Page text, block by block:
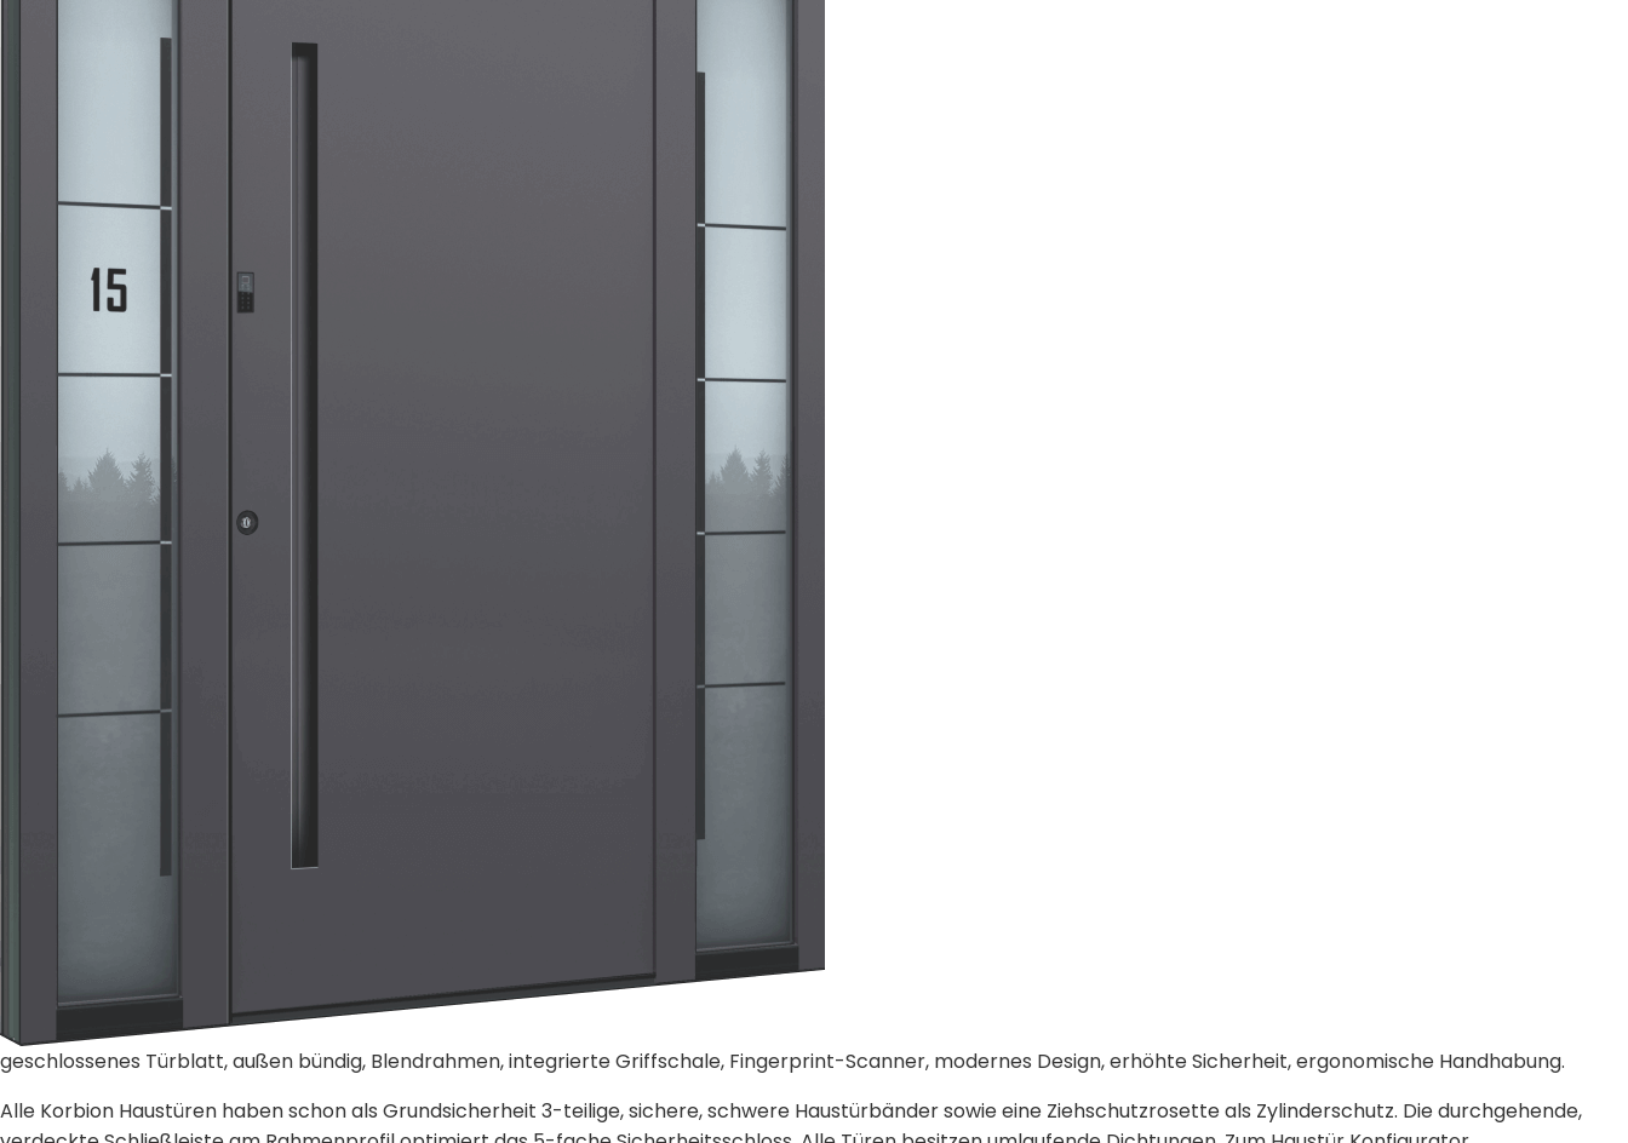
geschlossenes Türblatt, außen bündig, Blendrahmen, integrierte Griffschale, Fingerprint-Scanner, modernes Design, erhöhte Sicherheit, ergonomische Handhabung.
Alle Korbion Haustüren haben schon als Grundsicherheit 3-teilige, sichere, schwere Haustürbänder sowie eine Ziehschutzrosette als Zylinderschutz. Die durchgehende,